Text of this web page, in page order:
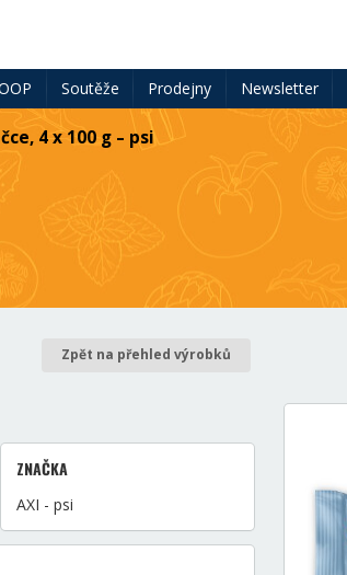
Soutěže Prodejny Newsletter
4 x 100 g – psi
Zpět na přehled výrobků
ZNAČKA
AXI - psi